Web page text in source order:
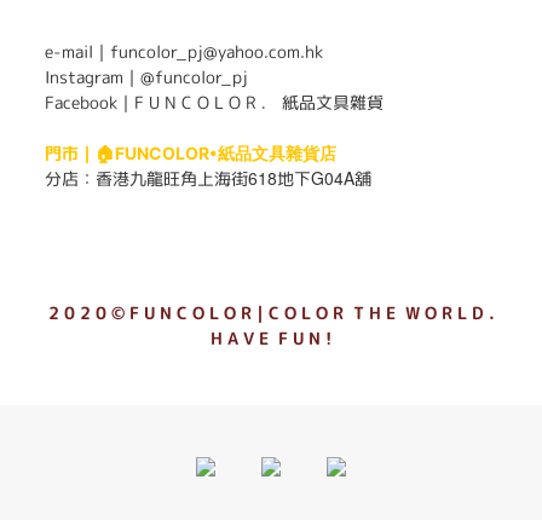
e-mail｜funcolor_pj@yahoo.com.hk
Instagram｜ @funcolor_pj
Facebook｜ F U N C O L O R ． 紙品文具雜貨
門市｜ 🏠FUNCOLOR•紙品文具雜貨店
分店： 香港九龍旺角上海街618地下G04A舖
2 0 2 0 © F U N C O L O R｜C O L O R T H E W O R L D .
H A V E F U N !